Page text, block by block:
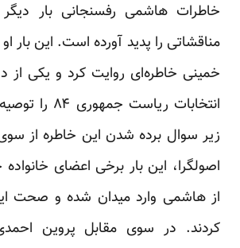
خاطرات هاشمی رفسنجانی بار
مناقشاتی را پدید آورده است. این بار
خمینی خاطره‌ای روایت کرد و یکی
انتخابات
زیر سوال برده شدن این خاطره از
اصولگرا، این بار برخی اعضای
از هاشمی وارد میدان شده و صحت
کردند. در سوی مقابل پروین